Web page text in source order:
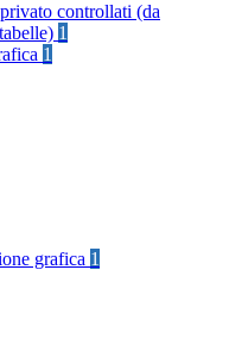
controllati (da
1
1
grafica 1